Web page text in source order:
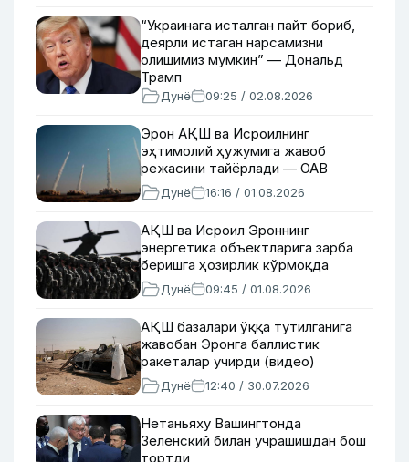
“Украинага исталган пайт бориб,
деярли истаган нарсамизни
олишимиз мумкин” — Дональд
Трамп
Дунё 09:25 / 02.08.2026
Эрон АҚШ ва Исроилнинг
эҳтимолий ҳужумига жавоб
режасини тайёрлади — ОАВ
Дунё 16:16 / 01.08.2026
АҚШ ва Исроил Эроннинг
энергетика объектларига зарба
беришга ҳозирлик кўрмоқда
Дунё 09:45 / 01.08.2026
АҚШ базалари ўққа тутилганига
жавобан Эронга баллистик
ракеталар учирди (видео)
Дунё 12:40 / 30.07.2026
Нетаньяху Вашингтонда
Зеленский билан учрашишдан бош
тортди